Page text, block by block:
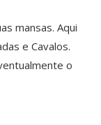
mansas. Aqui
e Cavalos.
o